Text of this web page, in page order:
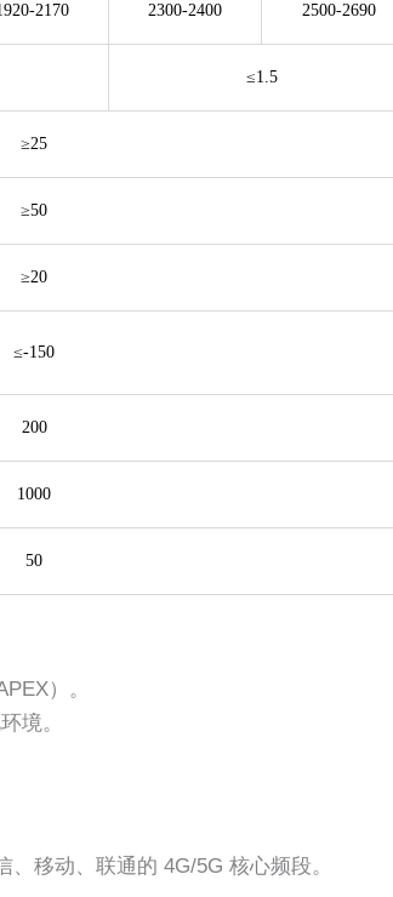
2170 2300-2400 2500-2690
≤1.5
≥25
≥50
≥20
≤-150
200
1000
50
）。
境。
移动、联通的 4G/5G 核心频段。